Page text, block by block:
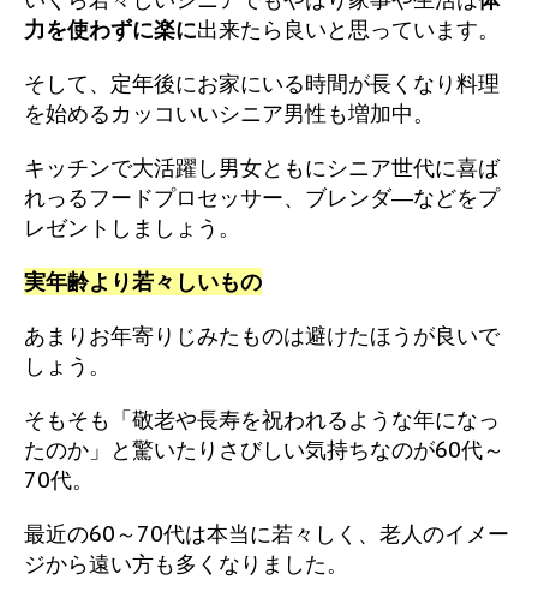
力を使わずに楽に出来たら良いと思っています。
そして、定年後にお家にいる時間が長くなり料理
を始めるカッコいいシニア男性も増加中。
キッチンで大活躍し男女ともにシニア世代に喜ば
れっるフードプロセッサー、ブレンダ―などをプ
レゼントしましょう。
実年齢より若々しいもの
あまりお年寄りじみたものは避けたほうが良いで
しょう。
そもそも「敬老や長寿を祝われるような年になっ
たのか」と驚いたりさびしい気持ちなのが60代～
70代。
最近の60～70代は本当に若々しく、老人のイメー
ジから遠い方も多くなりました。